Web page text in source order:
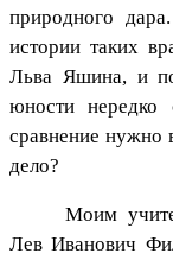
природного
истории таких
Льва Яшина, и
юности нередко
сравнение нужно
дело?
Моим
Лев Иванович